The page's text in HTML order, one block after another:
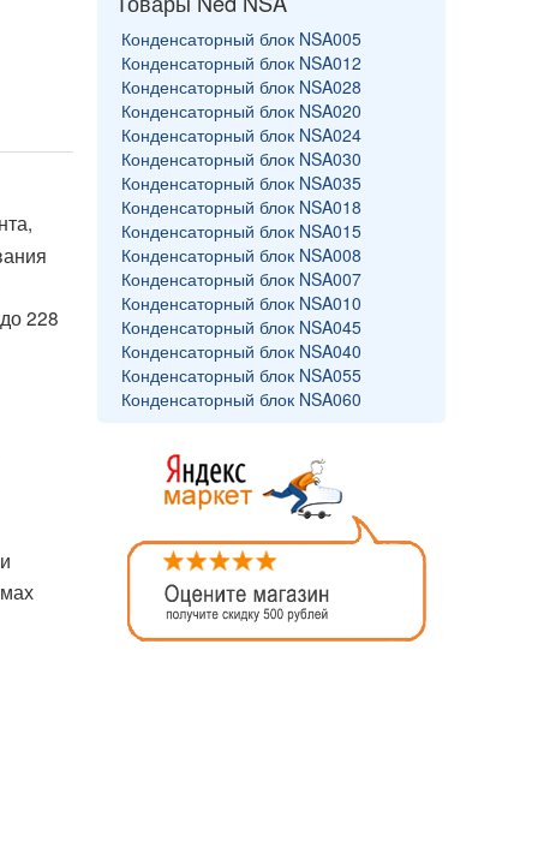
228
Конденсаторный блок NSA005
Конденсаторный блок NSA012
Конденсаторный блок NSA028
Конденсаторный блок NSA020
Конденсаторный блок NSA024
Конденсаторный блок NSA030
Конденсаторный блок NSA035
Конденсаторный блок NSA018
Конденсаторный блок NSA015
Конденсаторный блок NSA008
Конденсаторный блок NSA007
Конденсаторный блок NSA010
Конденсаторный блок NSA045
Конденсаторный блок NSA040
Конденсаторный блок NSA055
Конденсаторный блок NSA060